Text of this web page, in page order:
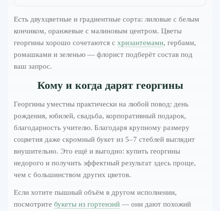
Есть двухцветные и градиентные сорта: лиловые с белым
кончиком, оранжевые с малиновым центром. Цветы
георгины хорошо сочетаются с хризантемами, гербами,
ромашками и зеленью — флорист подберёт состав под
ваш запрос.
Кому и когда дарят георгины
Георгины уместны практически на любой повод: день
рождения, юбилей, свадьба, корпоративный подарок,
благодарность учителю. Благодаря крупному размеру
соцветия даже скромный букет из 5–7 стеблей выглядит
внушительно. Это ещё и выгодно: купить георгины
недорого и получить эффектный результат здесь проще,
чем с большинством других цветов.
Если хотите пышный объём в другом исполнении,
посмотрите букеты из гортензий — они дают похожий